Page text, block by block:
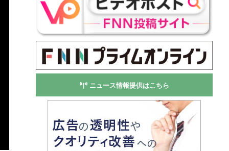
ニュース情報提供はこちら